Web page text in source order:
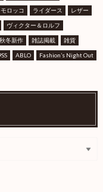
モロッコ ライダース レザー
ヴィクター＆ロルフ
秋冬新作 雑誌掲載 雑貨
ABLO Fashion’s Night Out